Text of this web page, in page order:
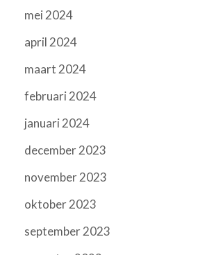
mei 2024
april 2024
maart 2024
februari 2024
januari 2024
december 2023
november 2023
oktober 2023
september 2023